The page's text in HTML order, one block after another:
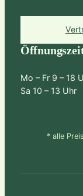
Mo – Fr 9 – 18
Sa 10 – 13 Uhr
* alle